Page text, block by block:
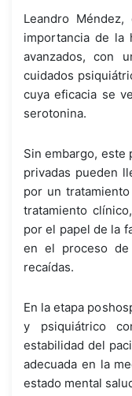
Leandro
importancia de la
avanzados, con
cuidados
cuya eficacia se
serotonina.
Sin embargo, este
privadas pueden
por un
tratamiento
por el papel de la
en el proceso
recaídas.
En la etapa
y psiquiátrico
estabilidad del
adecuada en la
estado mental